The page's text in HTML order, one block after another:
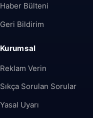
Haber Bülteni
Geri Bildirim
Kurumsal
Reklam Verin
Sıkça Sorulan Sorular
Yasal Uyarı